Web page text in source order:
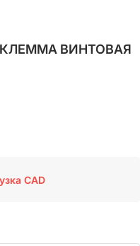
КЛЕММА ВИНТОВАЯ
CAD